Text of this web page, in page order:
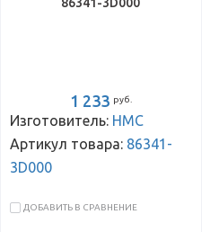
1 233 руб.
Изготовитель: HMC
Артикул товара: 86341-
3D000
ДОБАВИТЬ В СРАВНЕНИЕ